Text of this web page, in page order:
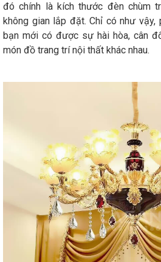
đó chính là kích thước đèn chùm
không gian lắp đặt. Chỉ có như vậy,
bạn mới có được sự hài hòa, cân
món đồ trang trí nội thất khác nhau.